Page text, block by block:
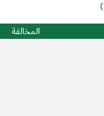
المخالفة